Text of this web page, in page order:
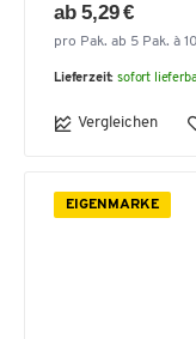
ab 5,29 €
pro Pak. ab 5 Pak. à
Lieferzeit: sofort
Vergleichen
EIGENMARKE